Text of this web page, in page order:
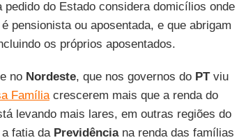
pedido do Estado considera domicílios onde
pensionista ou aposentada, e que abrigam
os próprios aposentados.
no Nordeste, que nos governos do PTviu
Famíliacrescerem mais que a renda do
levando mais lares, em outras regiões do
fatia da Previdênciana renda das famílias